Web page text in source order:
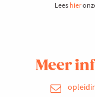
Lees hier
Meer